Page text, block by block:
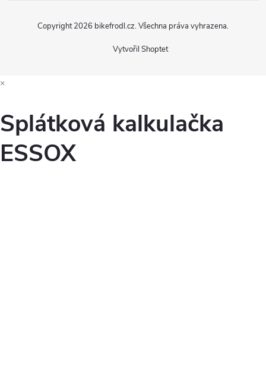
Vytvořil Shoptet
Copyright 2026 bikefrodl.cz. Všechna práva vyhrazena.
×
Splátková kalkulačka
ESSOX